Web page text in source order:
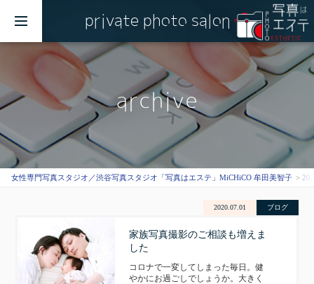
private photo salon
archive
女性専門写真スタジオ／渋谷写真スタジオ「写真はエステ」MiCHiCO 牟田美智子
2020.07.01 ブログ
家族写真撮影のご相談も増えま
した
コロナで一変してしまった毎日。健
やかにお過ごしでしょうか。大きく